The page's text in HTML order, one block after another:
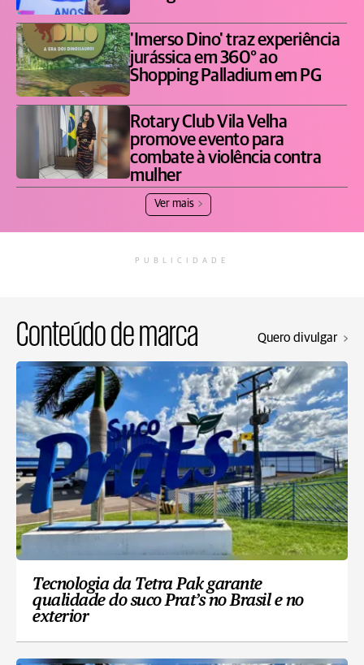
'Imerso Dino' traz experiência
jurássica em 360° ao
Shopping Palladium em PG
Rotary Club Vila Velha
promove evento para
combate à violência contra
mulher
Ver mais
PUBLICIDADE
Conteúdo de marca Quero divulgar
Tecnologia da Tetra Pak garante
qualidade do suco Prat’s no Brasil e no
exterior